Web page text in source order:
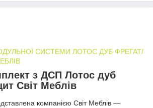
СИСТЕМИ ЛОТОС ДУБ ФРЕГАТ/
з ДСП Лотос дуб
Світ Меблів
компанією Світ Меблів —